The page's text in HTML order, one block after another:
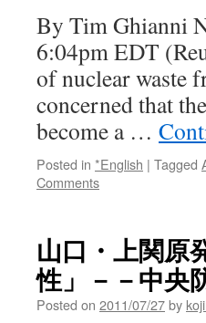
By Tim Ghianni
6:04pm EDT
of nuclear waste
concerned that
become a …
Posted in *English | Tagged
Comments
山口・上関原
性」－－中央
Posted on 2011/07/27by